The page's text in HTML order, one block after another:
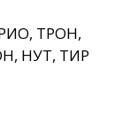
ТРОН,
НУТ, ТИР